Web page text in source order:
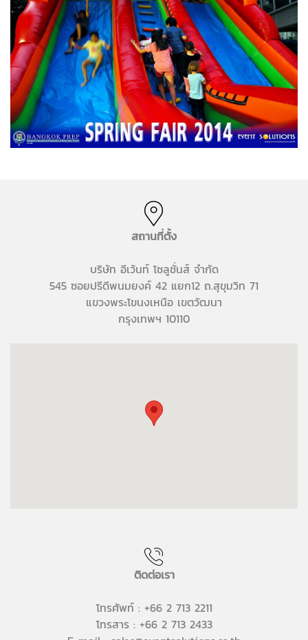
สถานที่ตั้ง
บริษัท อีเว้นท์ โซลูชั่นส์ จำกัด
545 ซอยปรีดีพนมยงค์ 42 แยก12 ถ.สุขุมวิท 71
แขวงพระโขนงเหนือ เขตวัฒนา
กรุงเทพฯ 10110
ติดต่อเรา
โทรศัพท์ : +66 2 713 2211
โทรสาร : +66 2 713 2433